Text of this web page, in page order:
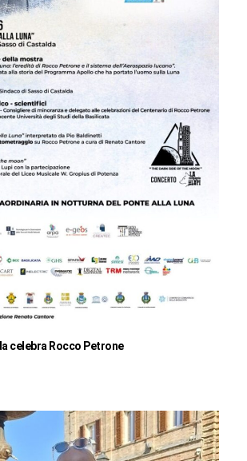
celebra Rocco Petrone